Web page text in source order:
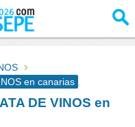
en canarias
DE VINOS en